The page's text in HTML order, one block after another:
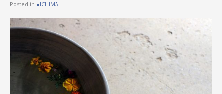
Posted in ●ICHIMAI